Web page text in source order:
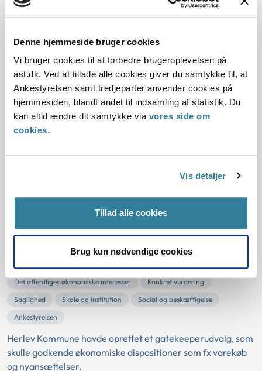
Denne hjemmeside bruger cookies
Vi bruger cookies til at forbedre brugeroplevelsen på
ast.dk. Ved at tillade alle cookies giver du samtykke til, at
Ankestyrelsen samt tredjeparter anvender cookies på
hjemmesiden, blandt andet til indsamling af statistik. Du
kan altid ændre dit samtykke via vores side om
cookies.
Vis detaljer
Tillad alle cookies
Brug kun nødvendige cookies
Serviceloven
Social og beskæftigelse
Ankestyrelsen var blevet opmærksom på, at det fremgik af
Hillerød Kommunes hjemmeside, at man som udgangspunkt
ikke kunne få tilskud fra kommunen til at købe
tyngdeprodukter som fx tyngdedyner.
På baggrund af Hillerød Kommunes udtalelse fandt
Ankestyrelsen lagde blandt andet vægt på, at H...
En kommunes oprettelse af et
gatekeeperudvalg til godkendelse af
økonomiske dispositioner
Det offentliges økonomiske interesser
Konkret vurdering
Saglighed
Skole og institution
Social og beskæftigelse
Ankestyrelsen
Herlev Kommune havde oprettet et gatekeeperudvalg, som
skulle godkende økonomiske dispositioner som fx varekøb
og nyansættelser.